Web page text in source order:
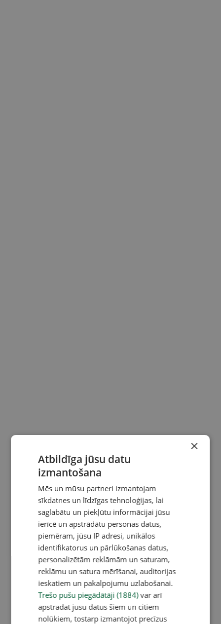
×
Atbildīga jūsu datu
izmantošana
Mēs un mūsu partneri izmantojam
sīkdatnes un līdzīgas tehnoloģijas, lai
saglabātu un piekļūtu informācijai jūsu
ierīcē un apstrādātu personas datus,
piemēram, jūsu IP adresi, unikālos
identifikatorus un pārlūkošanas datus,
personalizētām reklāmām un saturam,
reklāmu un satura mērīšanai, auditorijas
ieskatiem un pakalpojumu uzlabošanai.
Trešo pušu piegādātāji (1884)var arī
apstrādāt jūsu datus šiem un citiem
nolūkiem, tostarp izmantojot precīzus